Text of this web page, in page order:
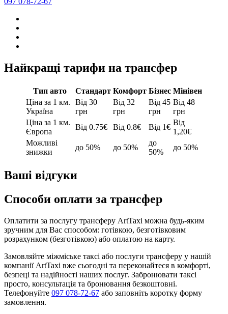
Найкращі тарифи на трансфер
Тип авто Стандарт Комфорт Бізнес Мінівен
Ціна за 1 км.
Україна
Від 30
грн
Від 32
грн
Від 45
грн
Від 48
грн
Ціна за 1 км.
Європа
Від 0.75€ Від 0.8€ Від 1€
Від
1,20€
Можливі
знижки
до 50% до 50%
до
50%
до 50%
Ваші відгуки
Способи оплати за трансфер
Оплатити за послугу трансферу ArtTaxi можна будь-яким
зручним для Вас способом: готівкою, безготівковим
розрахунком (безготівкою) або оплатою на карту.
Замовляйте міжміське таксі або послуги трансферу у нашій
компанії ArtTaxi вже сьогодні та переконайтеся в комфорті,
безпеці та надійності наших послуг. Забронювати таксі
просто, консультація та бронювання безкоштовні.
Телефонуйте 097 078-72-67 або заповніть коротку форму
замовлення.